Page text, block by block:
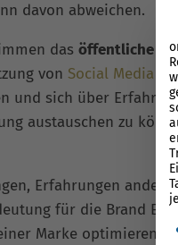
davon abweichen.
das öffentliche
von Social Media
und sich über
austauschen zu
Erfahrungen
für die Brand
Marke optimieren,